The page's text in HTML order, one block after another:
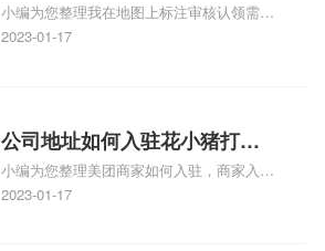
久审核？公司地址认领地图标
注多久审核？
小编为您整理我在地图上标注审核认领需要
多久、我在地图上标注审核认领需要多久
情可查看下方正文！
2023-01-17
公司地址如何入驻花小猪打车
地图标记？指路人地图标注服
务中心铺如何入驻花小猪打车
小编为您整理美团商家如何入驻，商家入驻
教程、商家如何入驻地图、如何入驻地:、
2023-01-17